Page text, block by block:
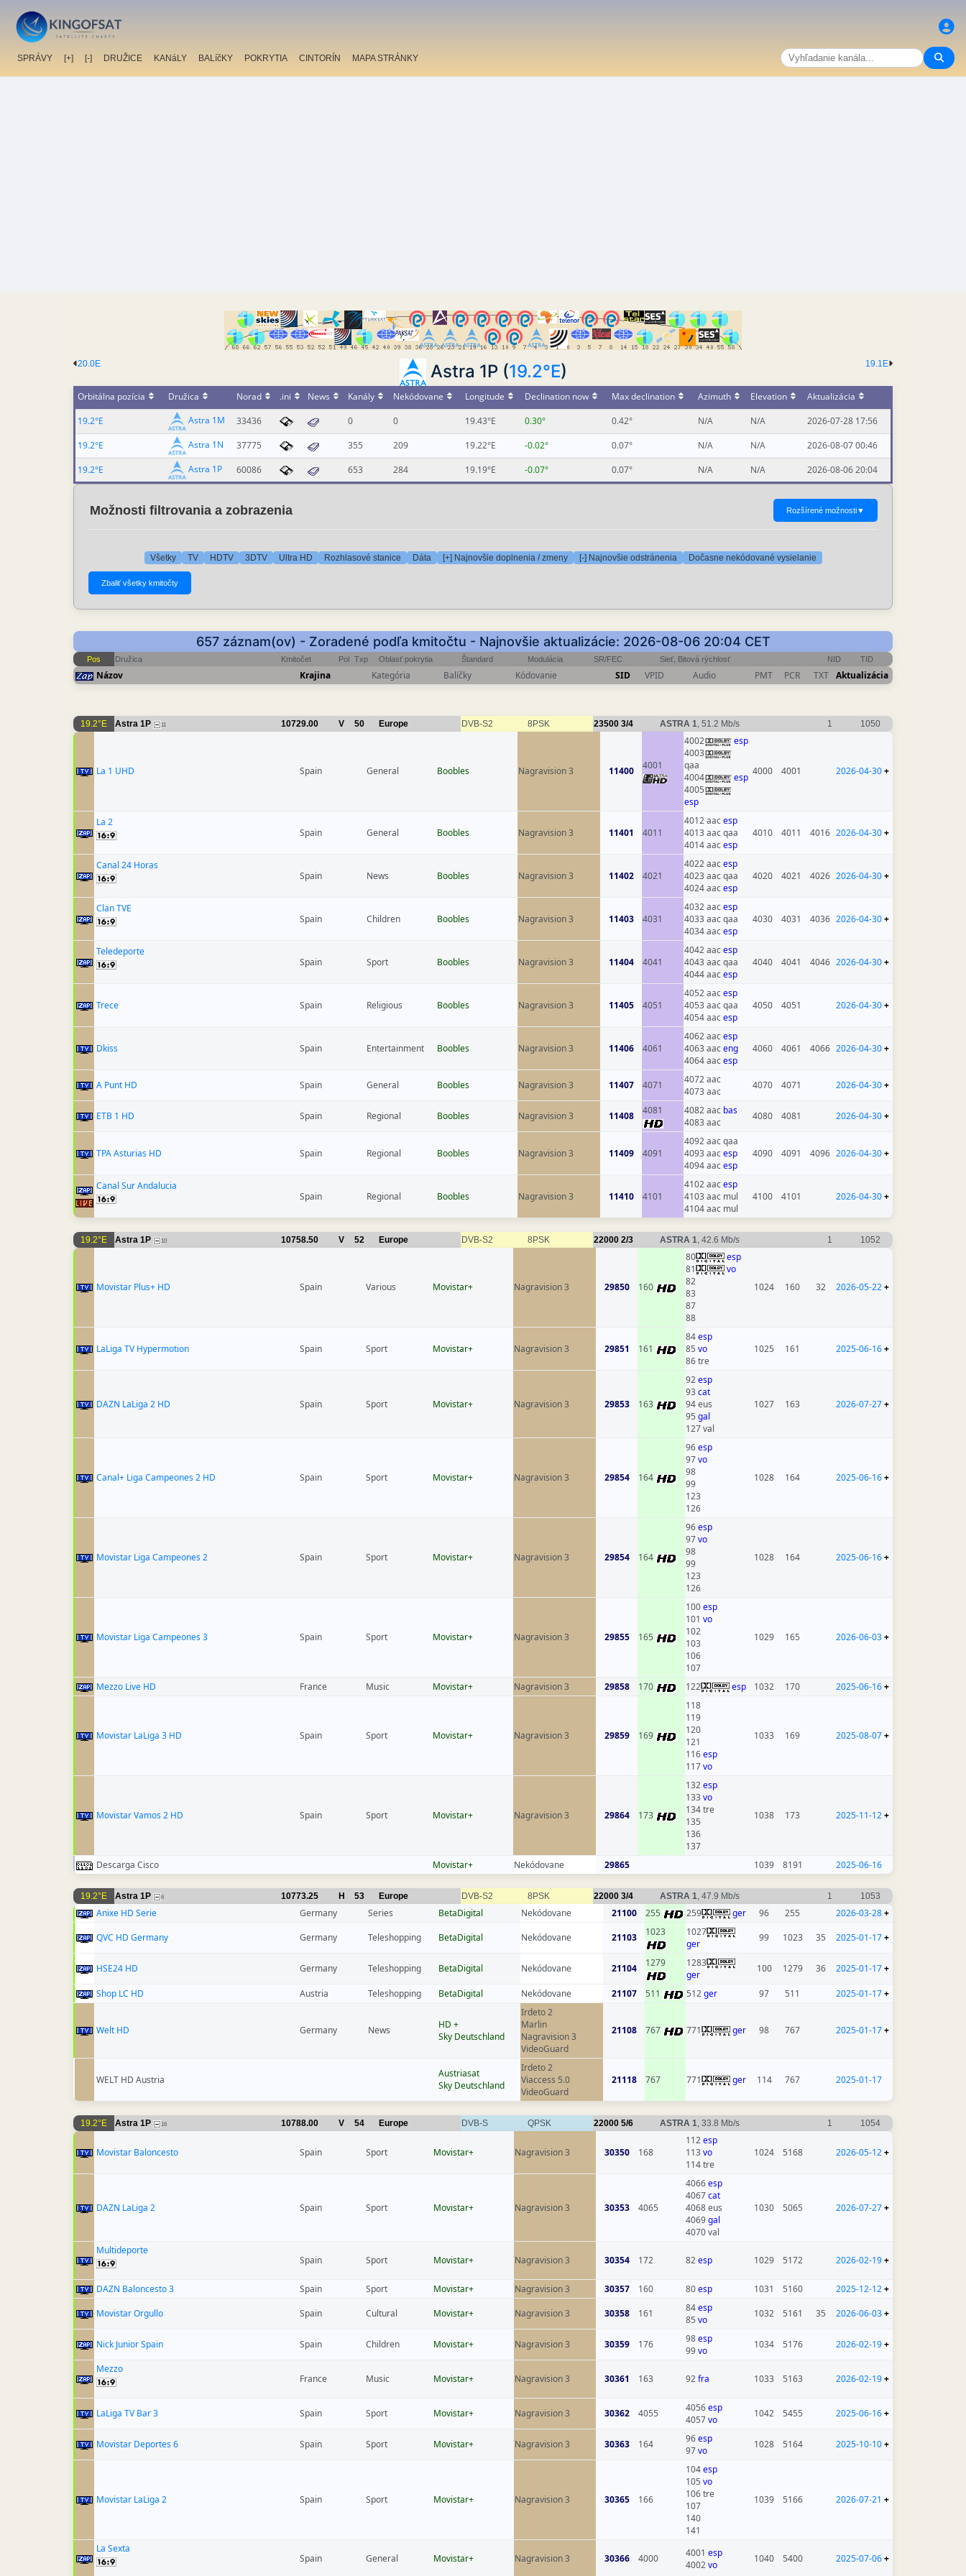
SPRÁVY [+] [-] DRUŽICE KANáLY BALíčKY POKRYTIA CINTORÍN MAPA STRÁNKY
19.1E
20.0E Astra 1P (19.2°E)
Orbitálna pozícia Družica Norad .ini News Kanály Nekódovane Longitude Declination now Max declination Azimuth Elevation
Aktualizácia
19.2°E
Astra 1M 33436 0 0 19.43°E 0.30° 0.42° N/A N/A
2026-07-28 17:56
19.2°E
Astra 1N 37775 355 209 19.22°E -0.02° 0.07° N/A N/A
2026-08-07 00:46
19.2°E
Astra 1P 60086 653 284 19.19°E -0.07° 0.07° N/A N/A 2026-08-06 20:04
Možnosti filtrovania a zobrazenia Rozšírené možnosti▼
Všetky TV HDTV 3DTV Ultra HD Rozhlasové stanice Dáta [+] Najnovšie doplnenia / zmeny [-] Najnovšie odstránenia Dočasne nekódované vysielanie
657 záznam(ov) - Zoradené podľa kmitočtu - Najnovšie aktualizácie: 2026-08-06 20:04 CET
Pos Družica Kmitočet Pol Txp Oblasť pokrytia Štandard Modulácia SR/FEC Sieť, Bitová rýchlosť NID TID
Názov Krajina Kategória Balíčky Kódovanie SID VPID Audio PMT PCR TXT Aktualizácia
19.2°E Astra 1P 11 10729.00 V 50 Europe DVB-S2 8PSK 23500 3/4 ASTRA 1, 51.2 Mb/s 1 1050
La 1 UHD Spain General Boobles Nagravision 3 11400 4001
4002
esp
4003
qaa
4004
esp
4005
esp
4000 4001 2026-04-30+
La 2
Spain
General Boobles Nagravision 3 11401 4011
4012 aacesp
4013 aac qaa
4014 aacesp
4010 4011 4016 2026-04-30+
Canal 24 Horas
Spain
News Boobles Nagravision 3 11402 4021
4022 aacesp
4023 aac qaa
4024 aacesp
4020 4021 4026 2026-04-30+
Clan TVE
Spain
Children Boobles Nagravision 3 11403 4031
4032 aacesp
4033 aac qaa
4034 aacesp
4030 4031 4036 2026-04-30+
Teledeporte
Spain
Sport Boobles Nagravision 3 11404 4041
4042 aacesp
4043 aac qaa
4044 aacesp
4040 4041 4046 2026-04-30+
Trece Spain Religious Boobles Nagravision 3 11405 4051
4052 aacesp
4053 aac qaa
4054 aacesp
4050 4051 2026-04-30+
Dkiss Spain Entertainment Boobles Nagravision 3 11406 4061
4062 aacesp
4063 aaceng
4064 aacesp
4060 4061 4066 2026-04-30+
A Punt HD Spain General Boobles Nagravision 3 11407 4071
4072 aac
4073 aac
4070 4071 2026-04-30+
ETB 1 HD Spain Regional Boobles Nagravision 3 11408 4081 4082 aac bas
4083 aac
4080 4081 2026-04-30+
TPA Asturias HD Spain Regional Boobles Nagravision 3 11409 4091
4092 aac qaa
4093 aacesp
4094 aacesp
4090 4091 4096 2026-04-30+
Canal Sur Andalucia
Spain
Regional Boobles Nagravision 3 11410 4101
4102 aacesp
4103 aac mul
4104 aac mul
4100 4101 2026-04-30+
19.2°E Astra 1P 10 10758.50 V 52 Europe DVB-S2 8PSK 22000 2/3 ASTRA 1, 42.6 Mb/s 1 1052
Movistar Plus+ HD Spain Various Movistar+ Nagravision 3 29850 160
80
esp
81
vo
82
83
87
88
1024 160 32 2026-05-22+
LaLiga TV Hypermotion Spain Sport Movistar+ Nagravision 3 29851 161
84esp
85 vo
86 tre
1025 161 2025-06-16+
DAZN LaLiga 2 HD Spain Sport Movistar+ Nagravision 3 29853 163
92esp
93cat
94 eus
95 gal
127 val
1027 163 2026-07-27+
Canal+ Liga Campeones 2 HD Spain Sport Movistar+ Nagravision 3 29854 164
96esp
97vo
98
99
123
126
1028 164 2025-06-16+
Movistar Liga Campeones 2 Spain Sport Movistar+ Nagravision 3 29854 164
96esp
97vo
98
99
123
126
1028 164 2025-06-16+
Movistar Liga Campeones 3 Spain Sport Movistar+ Nagravision 3 29855 165
100esp
101 vo
102
103
106
107
1029 165 2026-06-03+
Mezzo Live HD France Music Movistar+ Nagravision 3 29858 170 122 esp 1032 170 2025-06-16+
Movistar LaLiga 3 HD Spain Sport Movistar+ Nagravision 3 29859 169
118
119
120
121
116esp
117vo
1033 169 2025-08-07+
Movistar Vamos 2 HD Spain Sport Movistar+ Nagravision 3 29864 173
132esp
133vo
134 tre
135
136
137
1038 173 2025-11-12+
Descarga Cisco Movistar+ Nekódovane 29865 1039 8191 2025-06-16
19.2°E Astra 1P 6 10773.25 H 53 Europe DVB-S2 8PSK 22000 3/4 ASTRA 1, 47.9 Mb/s 1 1053
Anixe HD Serie Germany Series BetaDigital Nekódovane 21100 255 259 ger 96 255 2026-03-28+
QVC HD Germany
Germany Teleshopping BetaDigital Nekódovane 21103 1023
1027
ger
99 1023 35 2025-01-17+
HSE24 HD Germany Teleshopping BetaDigital Nekódovane 21104 1279
1283
ger
100 1279 36 2025-01-17+
Shop LC HD Austria Teleshopping BetaDigital Nekódovane 21107 511 512ger 97 511 2025-01-17+
Welt HD Germany News
HD +
Sky Deutschland
Irdeto 2
Marlin
Nagravision 3
VideoGuard
21108 767 771 ger 98 767 2025-01-17+
WELT HD Austria
Austriasat
Sky Deutschland
Irdeto 2
Viaccess 5.0
VideoGuard
21118 767 771 ger 114 767 2025-01-17
19.2°E Astra 1P 16 10788.00 V 54 Europe DVB-S QPSK 22000 5/6 ASTRA 1, 33.8 Mb/s 1 1054
Movistar Baloncesto Spain Sport Movistar+ Nagravision 3 30350 168
112esp
113vo
114 tre
1024 5168 2026-05-12+
DAZN LaLiga 2 Spain Sport Movistar+ Nagravision 3 30353 4065
4066esp
4067cat
4068 eus
4069gal
4070 val
1030 5065 2026-07-27+
Multideporte
Spain
Sport Movistar+ Nagravision 3 30354 172 82esp 1029 5172 2026-02-19+
DAZN Baloncesto 3 Spain Sport Movistar+ Nagravision 3 30357 160 80esp 1031 5160 2025-12-12+
Movistar Orgullo
Spain Cultural Movistar+ Nagravision 3 30358 161 84esp
85 vo
1032 5161 35 2026-06-03+
Nick Junior Spain Spain Children Movistar+ Nagravision 3 30359 176 98esp
99vo
1034 5176 2026-02-19+
Mezzo
France
Music Movistar+ Nagravision 3 30361 163 92fra 1033 5163 2026-02-19+
LaLiga TV Bar 3 Spain Sport Movistar+ Nagravision 3 30362 4055 4056esp
4057vo
1042 5455 2025-06-16+
Movistar Deportes 6 Spain Sport Movistar+ Nagravision 3 30363 164 96esp
97vo
1028 5164 2025-10-10+
Movistar LaLiga 2 Spain Sport Movistar+ Nagravision 3 30365 166
104esp
105 vo
106 tre
107
140
141
1039 5166 2026-07-21 +
La Sexta
Spain
General Movistar+ Nagravision 3 30366 4000 4001 esp
4002vo
1040 5400 2025-07-06+